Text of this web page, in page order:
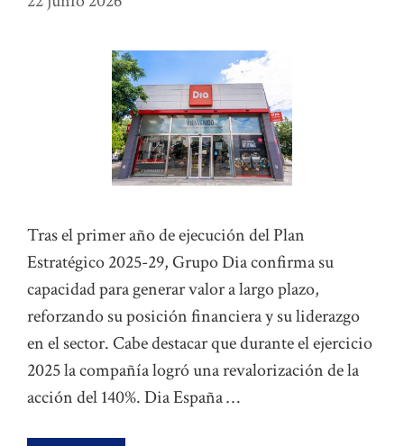
Tras el primer año de ejecución del Plan
Estratégico 2025-29, Grupo Dia confirma su
capacidad para generar valor a largo plazo,
reforzando su posición financiera y su liderazgo
en el sector. Cabe destacar que durante el ejercicio
2025 la compañía logró una revalorización de la
acción del 140%. Dia España …